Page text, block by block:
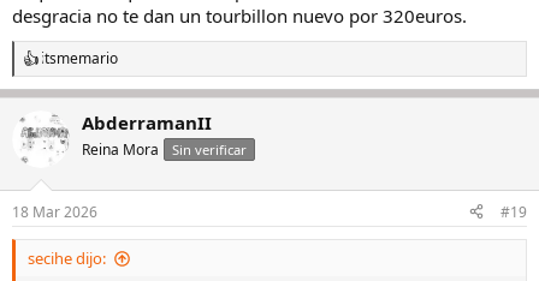
desgracia no te dan un tourbillon nuevo por 320euros.
R
e
c
c
i
e
s
itsmemario
AbderramanII
Reina Mora Sin verificar
18 Mar 2026 #19
secihe dijo: